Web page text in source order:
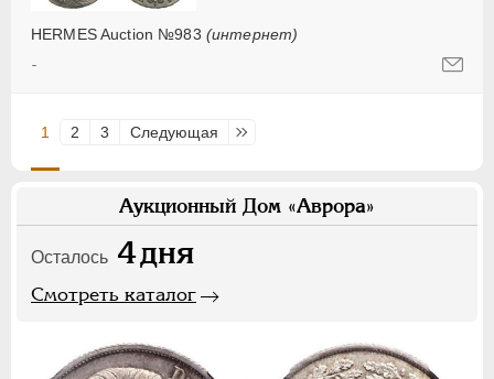
HERMES Auction №983 (интернет)
-
1 2 3 Следующая Последняя
Аукционный Дом «Аврора»
Осталось 4дня
Смотреть каталог